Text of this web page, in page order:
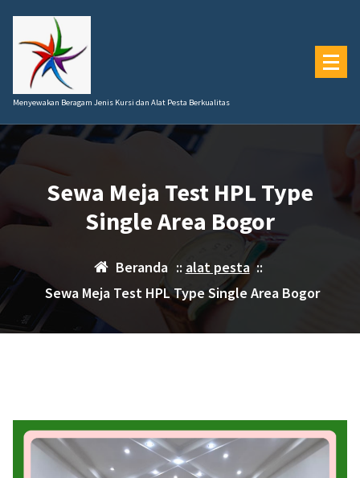
konten
Menyewakan Beragam Jenis Kursi dan Alat Pesta Berkualitas
Sewa Meja Test HPL Type
Single Area Bogor
Beranda :: alat pesta::
Sewa Meja Test HPL Type Single Area Bogor